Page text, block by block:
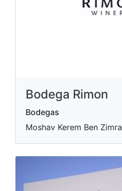
Bodega Rimon
Bodegas
Moshav Kerem Ben Zimra